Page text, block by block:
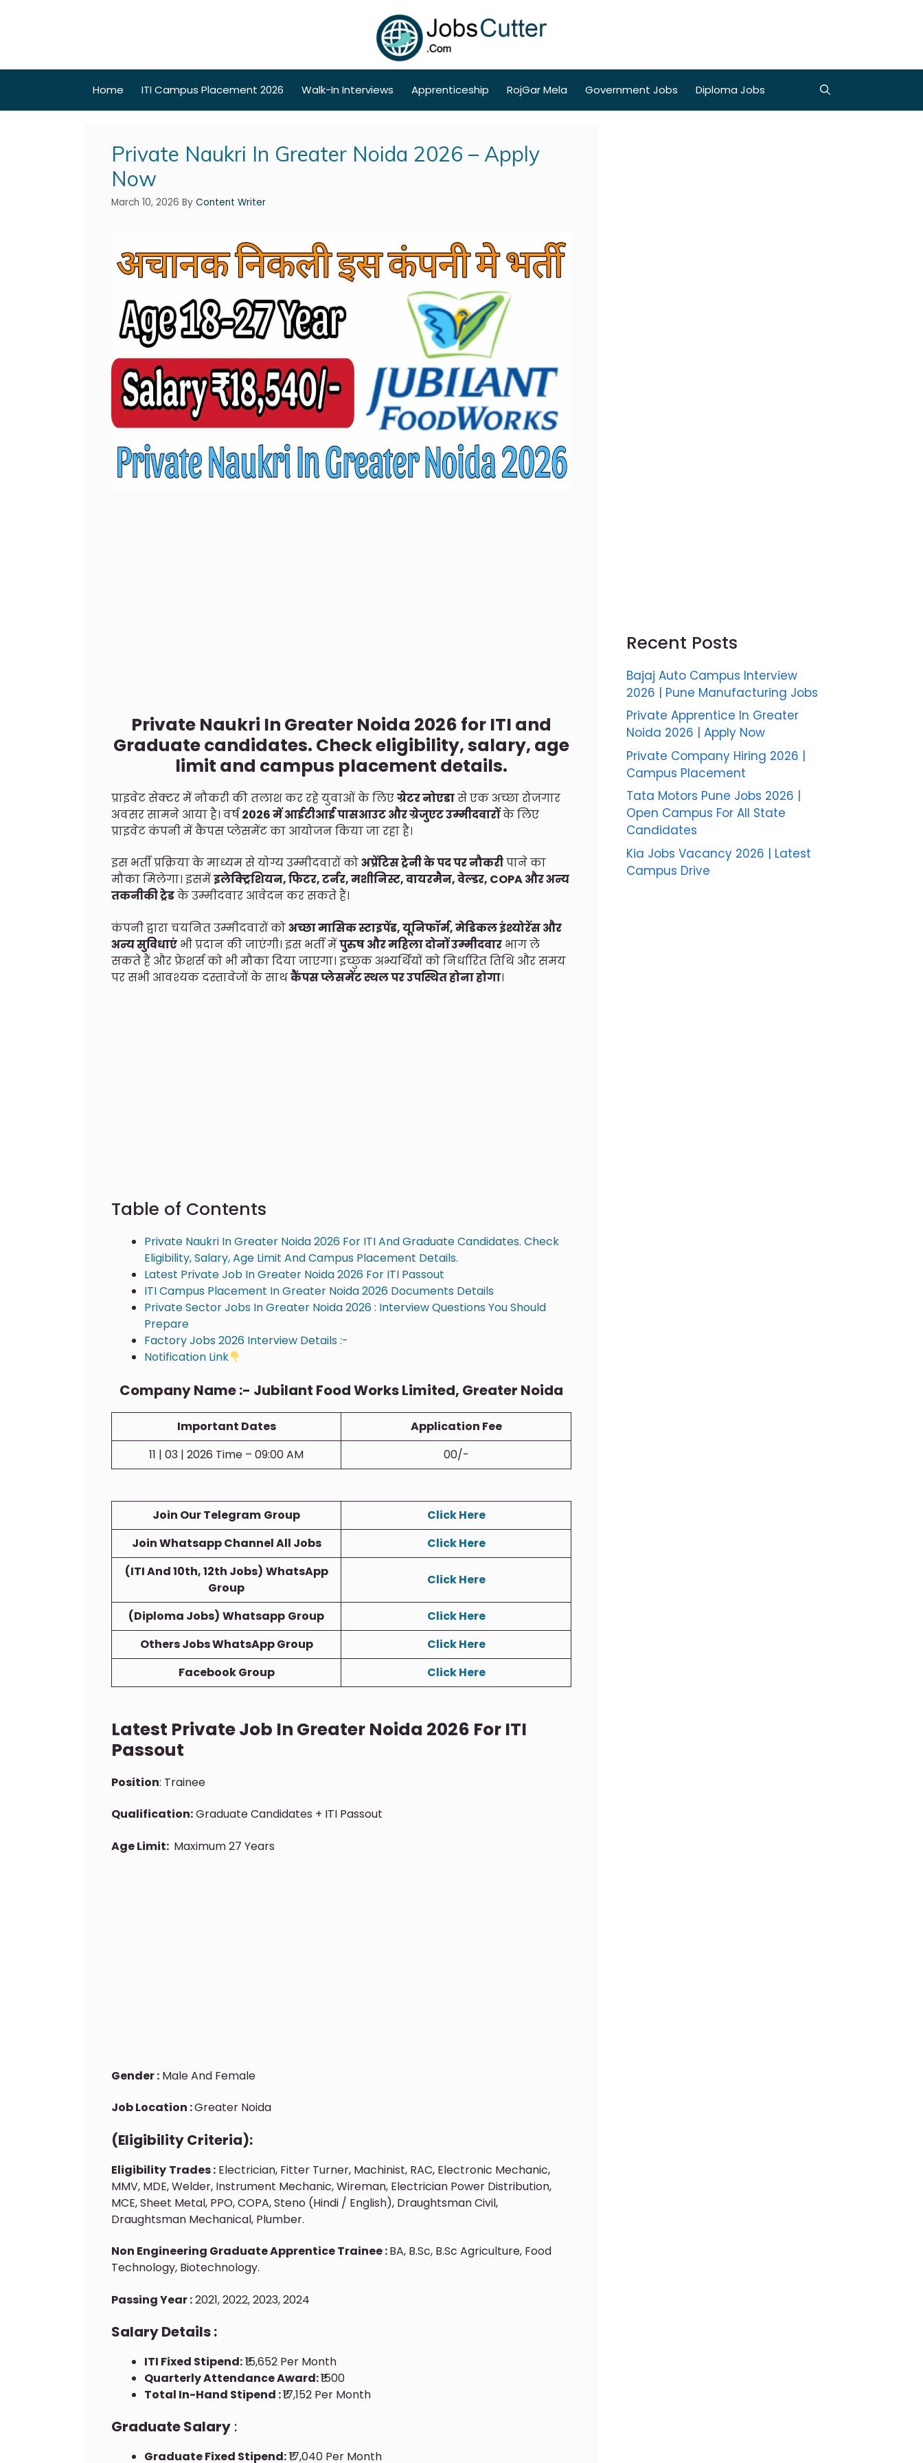
Home ITI Campus Placement 2026 Walk-In Interviews Apprenticeship RojGar Mela Government Jobs Diploma Jobs
Private Naukri In Greater Noida 2026 – Apply
Now
March 10, 2026 By Content Writer
Private Naukri In Greater Noida 2026 for ITI and
Graduate candidates. Check eligibility, salary, age
limit and campus placement details.
प्राइवेट सेक्टर में नौकरी की तलाश कर रहे युवाओं के लिएग्रेटर नोएडासे एक अच्छा रोजगार
अवसर सामने आया है। वर्ष2026 में आईटीआई पासआउट और ग्रेजुएट उम्मीदवारोंके लिए
प्राइवेट कंपनी में कैंपस प्लेसमेंट का आयोजन किया जा रहा है।
इस भर्ती प्रक्रिया के माध्यम से योग्य उम्मीदवारों कोअप्रेंटिस ट्रेनी के पद पर नौकरीपाने का
मौका मिलेगा। इसमेंइलेक्ट्रिशियन, फिटर, टर्नर, मशीनिस्ट, वायरमैन, वेल्डर, COPA और अन्य
तकनीकी ट्रेडके उम्मीदवार आवेदन कर सकते हैं।
कंपनी द्वारा चयनित उम्मीदवारों कोअच्छा मासिक स्टाइपेंड, यूनिफॉर्म, मेडिकल इंश्योरेंस और
अन्य सुविधाएं भी प्रदान की जाएंगी। इस भर्ती मेंपुरुष और महिला दोनों उम्मीदवार भाग ले
सकते हैं और फ्रेशर्स को भी मौका दिया जाएगा। इच्छुक अभ्यर्थियों को निर्धारित तिथि और समय
पर सभी आवश्यक दस्तावेजों के साथकैंपस प्लेसमेंट स्थल पर उपस्थित होना होगा।
Table of Contents
Private Naukri In Greater Noida 2026 For ITI And Graduate Candidates. Check
Eligibility, Salary, Age Limit And Campus Placement Details.
Latest Private Job In Greater Noida 2026 For ITI Passout
ITI Campus Placement In Greater Noida 2026 Documents Details
Private Sector Jobs In Greater Noida 2026 : Interview Questions You Should
Prepare
Factory Jobs 2026 Interview Details :-
Notification Link
Company Name :- Jubilant Food Works Limited, Greater Noida
Important Dates
Application Fee
11 | 03 | 2026 Time – 09:00 AM
00/-
Join Our Telegram Group
Click Here
Join Whatsapp Channel All Jobs
Click Here
(ITI And 10th, 12th Jobs) WhatsApp
Group
Click Here
(Diploma Jobs) Whatsapp Group
Click Here
Others Jobs WhatsApp Group
Click Here
Facebook Group
Click Here
Latest Private Job In Greater Noida 2026 For ITI
Passout
Position: Trainee
Qualification:Graduate Candidates + ITI Passout
Age Limit: Maximum 27 Years
Gender : Male And Female
Job Location :Greater Noida
(Eligibility Criteria):
Eligibility Trades : Electrician, Fitter Turner, Machinist, RAC, Electronic Mechanic,
MMV, MDE, Welder, Instrument Mechanic, Wireman, Electrician Power Distribution,
MCE, Sheet Metal, PPO, COPA, Steno (Hindi / English), Draughtsman Civil,
Draughtsman Mechanical, Plumber.
Non Engineering Graduate Apprentice Trainee :BA, B.Sc, B.Sc Agriculture, Food
Technology, Biotechnology.
Passing Year :2021, 2022, 2023, 2024
Salary Details :
ITI Fixed Stipend:₹15,652 Per Month
Quarterly Attendance Award:₹1500
Total In-Hand Stipend :₹17,152 Per Month
Graduate Salary :
Graduate Fixed Stipend:₹17,040 Per Month
Recent Posts
Bajaj Auto Campus Interview
2026 | Pune Manufacturing Jobs
Private Apprentice In Greater
Noida 2026 | Apply Now
Private Company Hiring 2026 |
Campus Placement
Tata Motors Pune Jobs 2026 |
Open Campus For All State
Candidates
Kia Jobs Vacancy 2026 | Latest
Campus Drive